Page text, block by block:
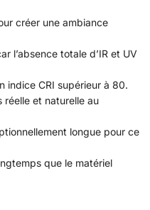
créer une ambiance
l’absence totale d’IR et UV
indice CRI supérieur à 80.
réelle et naturelle au
longue pour ce
que le matériel